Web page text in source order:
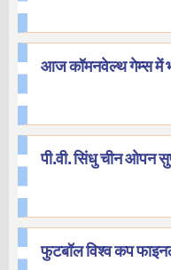
आज कॉमनवेल्थ गेम्स में
पी.वी. सिंधु चीन ओपन
फुटबॉल विश्व कप